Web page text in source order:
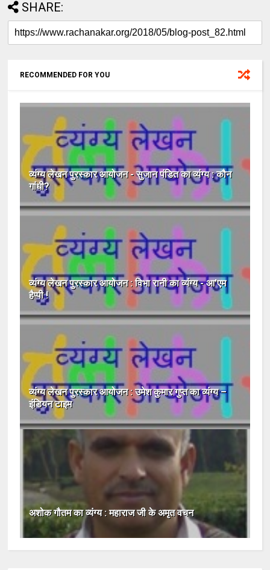
SHARE:
RECOMMENDED FOR YOU
व्यंग्य लेखन पुरस्कार आयोजन - सुजान पंडित का व्यंग्य : कौन
गांधी?
व्यंग्य लेखन पुरस्कार आयोजन : विभा रानी का व्यंग्य - आ'एम
हैप्पी !
व्यंग्य लेखन पुरस्कार आयोजन : उमेश कुमार गुप्त का व्यंग्य –
इंडियन टाइम
अशोक गौतम का व्यंग्य : महाराज जी के अमृत वचन